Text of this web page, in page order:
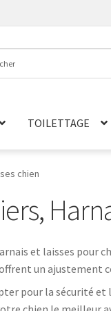
TOILETTAGE
chien
et laisses pour
un ajustement
pour la sécurité